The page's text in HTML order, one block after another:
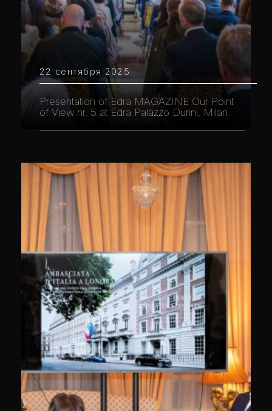
22 сентября 2025
Presentation of Edra MAGAZINE Our Point
of View nr. 5 at Edra Palazzo Durini, Milan.